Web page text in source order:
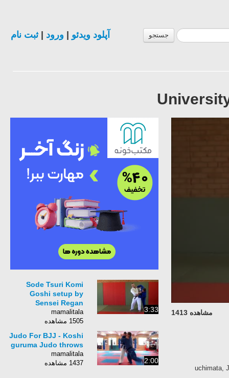
جستجو آپلود ویدئو ورود |ثبت نام
مشاهده 1413
uchimata,
3:33
Sode Tsuri Komi
Goshi setup by
Sensei Regan
mamalitala
1505 مشاهده
2:00
Judo For BJJ - Koshi
guruma Judo throws
mamalitala
1437 مشاهده